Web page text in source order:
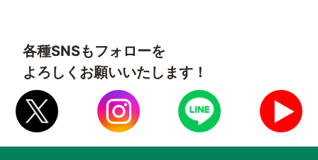
各種SNSもフォローを
よろしくお願いいたします！